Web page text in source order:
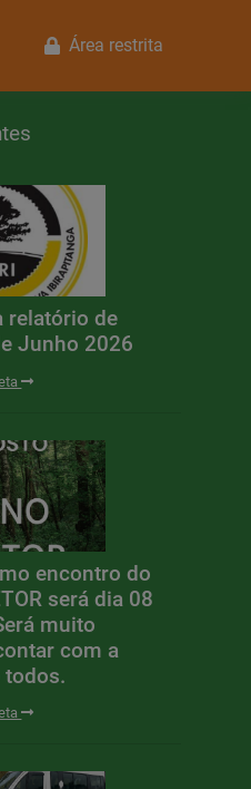
Área restrita
relatório de
Junho 2026
encontro do
será dia 08
muito
com a
todos.